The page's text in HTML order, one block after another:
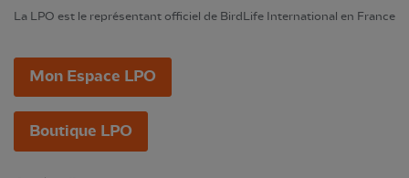
La LPO est le représentant officiel de BirdLife International en France
Mon Espace LPO
Boutique LPO